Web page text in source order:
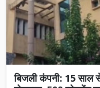
बिजली कंपनी: 15 साल
गोलमाल, 500 प्लेसमेंट